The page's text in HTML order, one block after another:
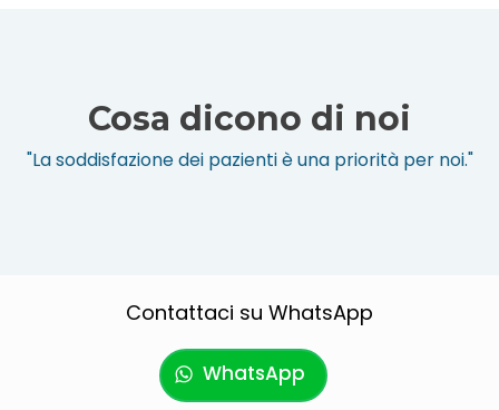
Cosa dicono di noi
"La soddisfazione dei pazienti è una priorità per noi."
Contattaci su WhatsApp
WhatsApp